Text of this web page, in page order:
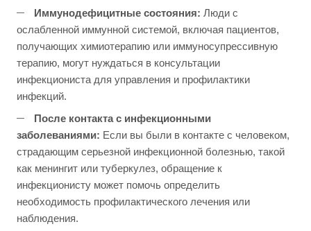
Иммунодефицитные состояния: Люди с
ослабленной иммунной системой, включая пациентов,
получающих химиотерапию или иммуносупрессивную
терапию, могут нуждаться в консультации
инфекциониста для управления и профилактики
инфекций.
После контакта с инфекционными
заболеваниями: Если вы были в контакте с человеком,
страдающим серьезной инфекционной болезнью, такой
как менингит или туберкулез, обращение к
инфекционисту может помочь определить
необходимость профилактического лечения или
наблюдения.